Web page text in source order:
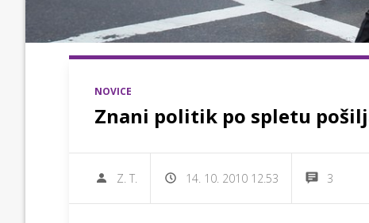
NOVICE
Znani politik po spletu
Z. T. 14. 10. 2010 12.53 3